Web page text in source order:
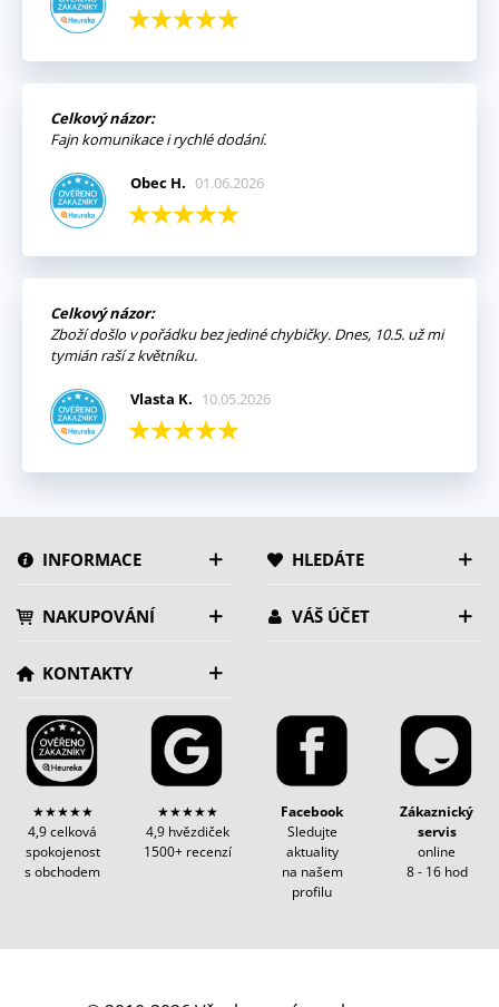
Celkový názor:
Fajn komunikace i rychlé dodání.
Obec H. 01.06.2026
Celkový názor:
Zboží došlo v pořádku bez jediné chybičky. Dnes, 10.5. už mi
tymián raší z květníku.
Vlasta K. 10.05.2026
INFORMACE HLEDÁTE
NAKUPOVÁNÍ VÁŠ ÚČET
KONTAKTY
★★★★★
4,9 celková
spokojenost
s obchodem
★★★★★
4,9 hvězdiček
1500+ recenzí
Facebook
Sledujte
aktuality
na našem
profilu
Zákaznický
servis
online
8 - 16 hod